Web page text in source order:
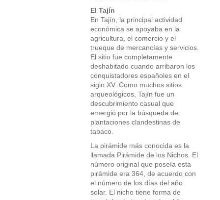
El Tajín
En Tajín, la principal actividad
económica se apoyaba en la
agricultura, el comercio y el
trueque de mercancías y servicios.
El sitio fue completamente
deshabitado cuando arribaron los
conquistadores españoles en el
siglo XV. Como muchos sitios
arqueológicos, Tajín fue un
descubrimiento casual que
emergió por la búsqueda de
plantaciones clandestinas de
tabaco.
La pirámide más conocida es la
llamada Pirámide de los Nichos. El
número original que poseía esta
pirámide era 364, de acuerdo con
el número de los días del año
solar. El nicho tiene forma de